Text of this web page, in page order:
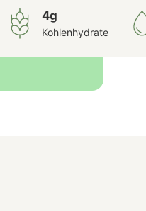
4g
Kohlenhydrate